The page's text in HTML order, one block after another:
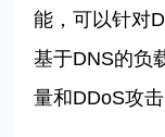
能，可以针对
基于DNS的负
量和DDoS攻